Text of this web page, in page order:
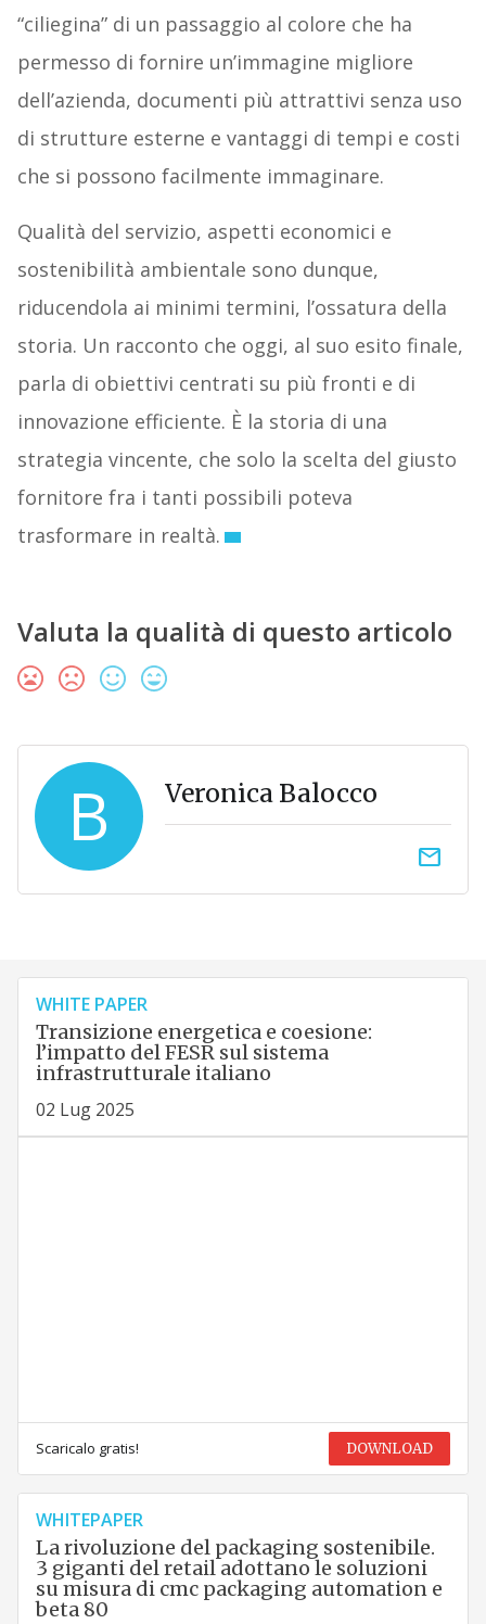
“ciliegina” di un passaggio al colore che ha
permesso di fornire un’immagine migliore
dell’azienda, documenti più attrattivi senza uso
di strutture esterne e vantaggi di tempi e costi
che si possono facilmente immaginare.
Qualità del servizio, aspetti economici e
sostenibilità ambientale sono dunque,
riducendola ai minimi termini, l’ossatura della
storia. Un racconto che oggi, al suo esito finale,
parla di obiettivi centrati su più fronti e di
innovazione efficiente. È la storia di una
strategia vincente, che solo la scelta del giusto
fornitore fra i tanti possibili poteva
trasformare in realtà.
Valuta la qualità di questo articolo
B Veronica Balocco
email
WHITE PAPER
Transizione energetica e coesione:
l’impatto del FESR sul sistema
infrastrutturale italiano
02 Lug 2025
Scaricalo gratis! DOWNLOAD
WHITEPAPER
La rivoluzione del packaging sostenibile.
3 giganti del retail adottano le soluzioni
su misura di cmc packaging automation e
beta 80